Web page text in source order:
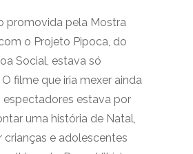
promovida pela Mostra
o Projeto Pipoca, do
Social, estava só
filme que iria mexer ainda
espectadores estava por
uma história de Natal,
crianças e adolescentes